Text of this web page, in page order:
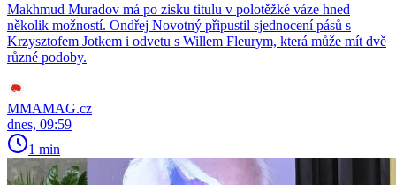
Makhmud Muradov má po zisku titulu v polotěžké váze hned
několik možností. Ondřej Novotný připustil sjednocení pásů s
Krzysztofem Jotkem i odvetu s Willem Fleurym, která může mít dvě
různé podoby.
MMAMAG.cz
dnes, 09:59
1 min